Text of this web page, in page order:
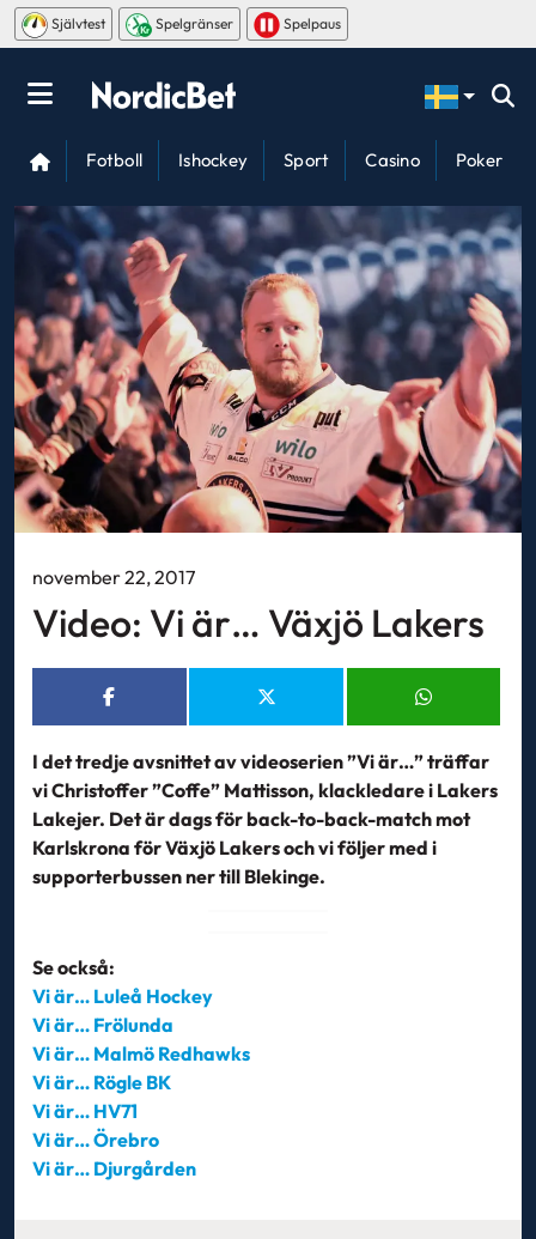
Självtest Spelgränser Spelpaus
Fotboll Ishockey Sport Casino Poker
november 22, 2017
Video: Vi är… Växjö Lakers
I det tredje avsnittet av videoserien ”Vi är…” träffar
vi Christoffer ”Coffe” Mattisson, klackledare i Lakers
Lakejer. Det är dags för back-to-back-match mot
Karlskrona för Växjö Lakers och vi följer med i
supporterbussen ner till Blekinge.
Se också:
Vi är… Luleå Hockey
Vi är… Frölunda
Vi är… Malmö Redhawks
Vi är… Rögle BK
Vi är… HV71
Vi är… Örebro
Vi är… Djurgården